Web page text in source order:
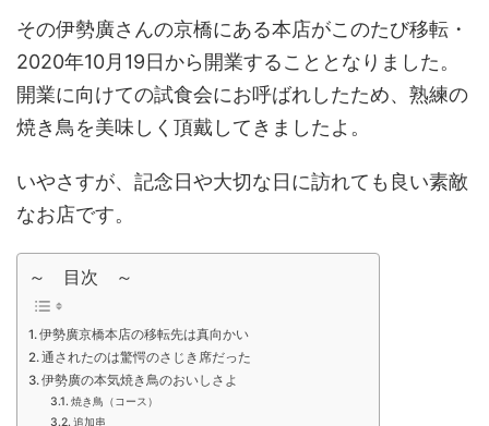
その伊勢廣さんの京橋にある本店がこのたび移転・
2020年10月19日から開業することとなりました。
開業に向けての試食会にお呼ばれしたため、熟練の
焼き鳥を美味しく頂戴してきましたよ。
いやさすが、記念日や大切な日に訪れても良い素敵
なお店です。
～ 目次 ～
伊勢廣京橋本店の移転先は真向かい
通されたのは驚愕のさじき席だった
伊勢廣の本気焼き鳥のおいしさよ
焼き鳥（コース）
追加串